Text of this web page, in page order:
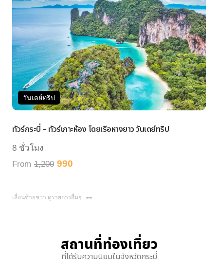
วันเดย์ทริป
กระบี่ – ทัวร์เกาะห้อง โดยเรือหางยาว วันเดย์ทริป
วโมง
1,200 990
วัน
เลื่อนซ้ายขวา ดูรายการอื่นๆ
สถานที่ท่องเที่ยว
ที่ได้รับความนิยมในจังหวัดกระบี่